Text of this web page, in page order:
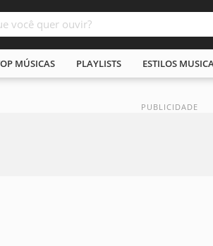
MÚSICAS PLAYLISTS ESTILOS